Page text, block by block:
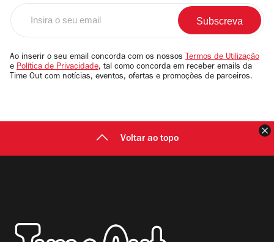
email
Ao inserir o seu email concorda com os nossos Termos de Utilização
e Política de Privacidade, tal como concorda em receber emails da
Time Out com notícias, eventos, ofertas e promoções de parceiros.
Voltar ao topo